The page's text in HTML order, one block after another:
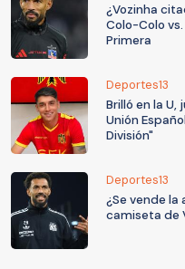
¿Vozinha
Colo-Colo
Primera
Deportes13
Brilló en la U,
Unión
División"
Deportes13
¿Se vende la
camiseta de